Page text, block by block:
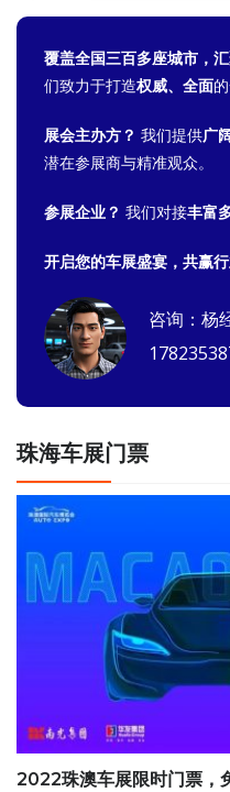
覆盖全国三百多座城市，
们致力于打造权威、全面
展会主办方？ 我们提供广
潜在参展商与精准观众。
参展企业？ 我们对接丰富
开启您的车展盛宴，共赢行
咨询：杨
珠海车展门票
2022珠澳车展限时门票，